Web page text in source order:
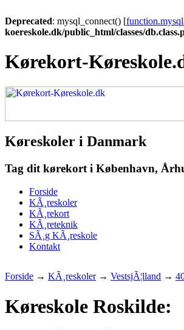
Deprecated: mysql_connect() [
koereskole.dk/public_html/classes/
Kørekort-
Køreskoler i Danmark
Tag dit kørekort i København,
Forside
KÃ¸reskoler
KÃ¸rekort
KÃ¸reteknik
SÃ¸g KÃ¸reskole
Kontakt
Forside → KÃ¸reskoler→ VestsjÃ¦lland →
Køreskole Roskilde: